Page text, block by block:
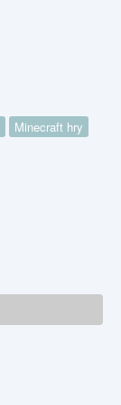
Minecraft hry